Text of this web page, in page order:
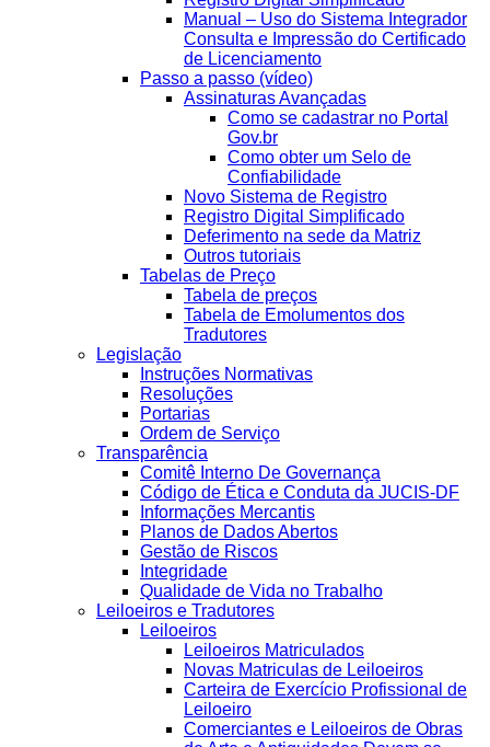
Manual – Uso do Sistema Integrador
Consulta e Impressão do Certificado
de Licenciamento
Passo a passo (vídeo)
Assinaturas Avançadas
Como se cadastrar no Portal
Gov.br
Como obter um Selo de
Confiabilidade
Novo Sistema de Registro
Registro Digital Simplificado
Deferimento na sede da Matriz
Outros tutoriais
Tabelas de Preço
Tabela de preços
Tabela de Emolumentos dos
Tradutores
Legislação
Instruções Normativas
Resoluções
Portarias
Ordem de Serviço
Transparência
Comitê Interno De Governança
Código de Ética e Conduta da JUCIS-DF
Informações Mercantis
Planos de Dados Abertos
Gestão de Riscos
Integridade
Qualidade de Vida no Trabalho
Leiloeiros e Tradutores
Leiloeiros
Leiloeiros Matriculados
Novas Matriculas de Leiloeiros
Carteira de Exercício Profissional de
Leiloeiro
Comerciantes e Leiloeiros de Obras